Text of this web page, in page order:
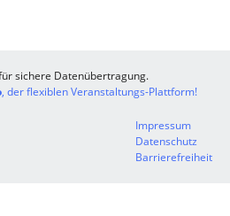
sichere Datenübertragung.
, der flexiblen Veranstaltungs-Plattform!
Impressum
Datenschutz
Barrierefreiheit